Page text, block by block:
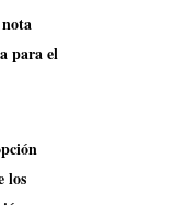
para el
los